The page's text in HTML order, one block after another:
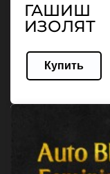
ГАШИШ
ИЗОЛЯТ
Купить